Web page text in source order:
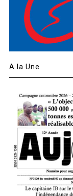
A la Une